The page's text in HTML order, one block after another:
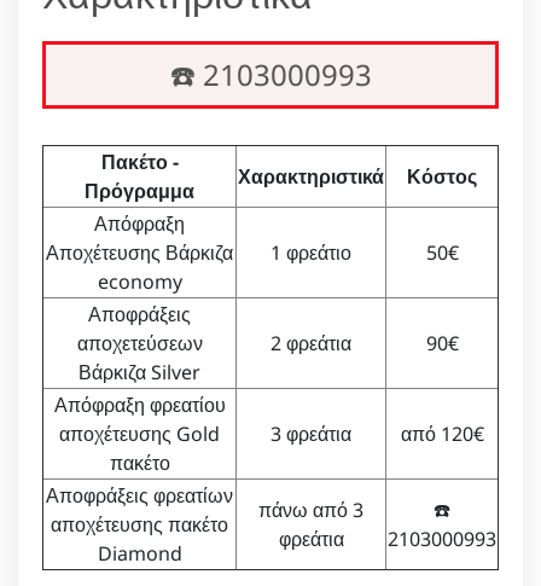
☎️ 2103000993
Πακέτο -
Πρόγραμμα
Χαρακτηριστικά
Κόστος
Απόφραξη
Αποχέτευσης Βάρκιζα
economy
1 φρεάτιο 50€
Αποφράξεις
αποχετεύσεων
Βάρκιζα Silver
2 φρεάτια 90€
Απόφραξη φρεατίου
αποχέτευσης Gold
πακέτο
3 φρεάτια από 120€
Αποφράξεις φρεατίων
αποχέτευσης πακέτο
Diamond
πάνω από 3
φρεάτια
☎️
2103000993